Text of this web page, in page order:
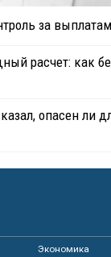
за
расчет: как
опасен ли
Экономика